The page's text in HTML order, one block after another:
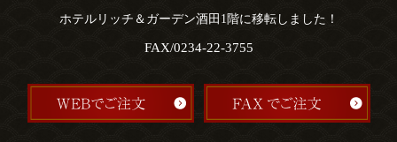
ホテルリッチ＆ガーデン酒田1階に移転しました！
FAX/0234-22-3755